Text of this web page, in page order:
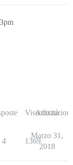
Visualizzazioni
Attività
4 1369
Marzo 31,
2018